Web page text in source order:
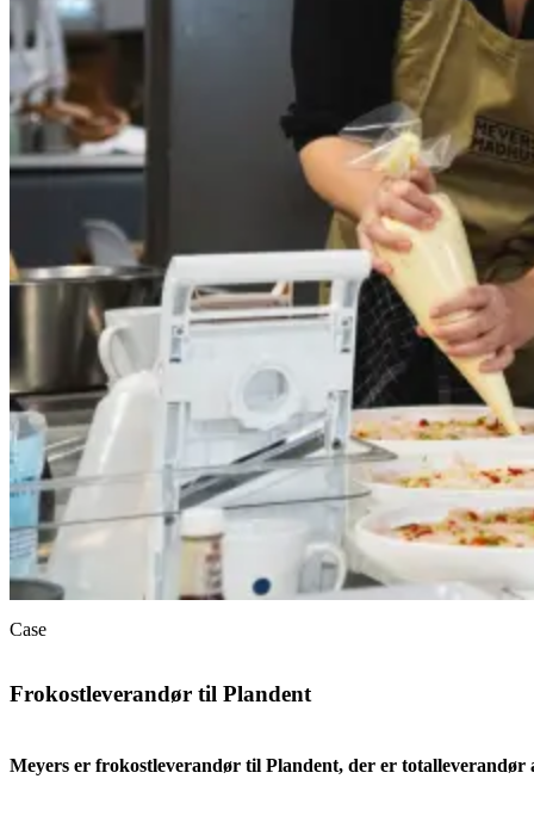
Frokostleverandør til Plandent
Meyers er frokostleverandør til Plandent, der er
Case